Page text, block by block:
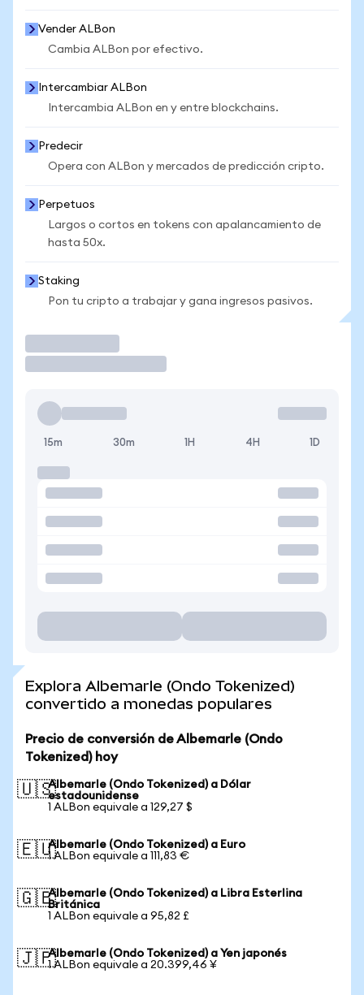
Vender ALBon
Cambia ALBon por efectivo.
Intercambiar ALBon
Intercambia ALBon en y entre blockchains.
Predecir
Opera con ALBon y mercados de predicción cripto.
Perpetuos
Largos o cortos en tokens con apalancamiento de
hasta 50x.
Staking
Pon tu cripto a trabajar y gana ingresos pasivos.
15m 30m 1H 4H 1D
Explora Albemarle (Ondo Tokenized)
convertido a monedas populares
Precio de conversión de Albemarle (Ondo
Tokenized) hoy
🇺🇸Albemarle (Ondo Tokenized) a Dólar
estadounidense
1 ALBon equivale a 129,27 $
🇪🇺Albemarle (Ondo Tokenized) a Euro
1 ALBon equivale a 111,83 €
🇬🇧Albemarle (Ondo Tokenized) a Libra Esterlina
Británica
1 ALBon equivale a 95,82 £
🇯🇵Albemarle (Ondo Tokenized) a Yen japonés
1 ALBon equivale a 20.399,46 ¥